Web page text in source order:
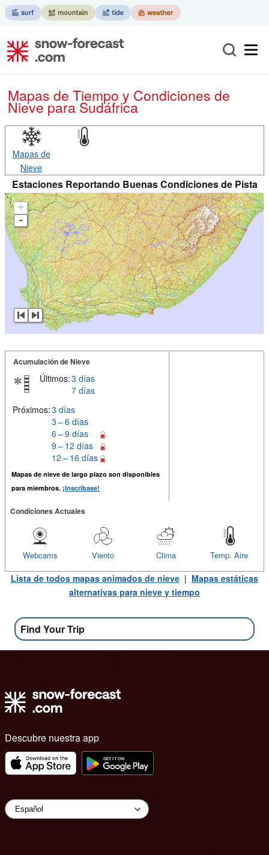
Mapas de Tiempo y Condiciones de
Nievepara Sudáfrica
Mapas de
Nieve
Estaciones Reportando Buenas Condiciones de Pista
+
-
Acumulación de Nieve
Últimos:3 días
7 días
Próximos:3 días
3 – 6 días
6 – 9 días
9 – 12 días
12 – 16 días
Mapas de nieve de largo plazo son disponibles
para miembros. ¡Inscríbase!
Condiciones Actuales
Temp. Aire
Clima
Viento
Webcams
Lista de todos mapas animados de nieve | Mapas estáticas
alternativas para nieve y tiempo
Find Your Trip
Descubre nuestra app